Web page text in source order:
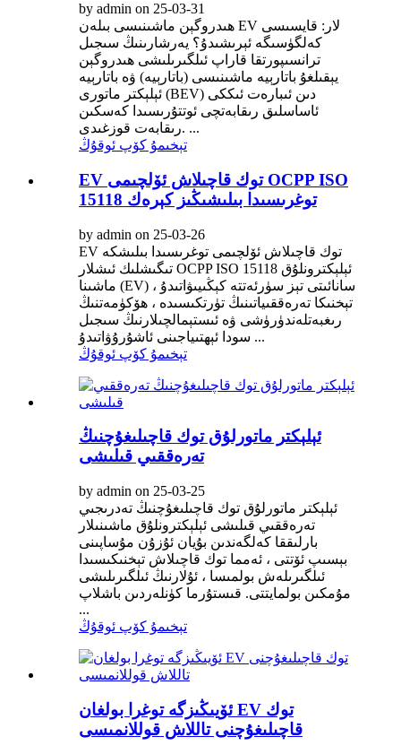
by admin on 25-03-31
ھىدروگېن ماشىنىسى بىلەن EV لار: قايسىسى
كەلگۈسىگە ئېرىشىدۇ؟ يەرشارىنىڭ سىجىل
ترانسىپورتقا قاراپ ئىلگىرىلىشى ھىدروگېن
يېقىلغۇ باتارېيە ماشىنىسى (باتارېيە) ۋە باتارېيە
ئېلېكتر ماتورى (BEV) دىن ئىبارەت ئىككى
ئاساسلىق رىقابەتچى ئوتتۇرىسىدا كەسكىن
رىقابەت قوزغىدى. ...
تېخىمۇ كۆپ ئوقۇڭ
EV توك قاچىلاش ئۆلچىمى OCPP ISO
15118 توغرىسىدا بىلىشىڭىز كېرەك
by admin on 25-03-26
EV توك قاچىلاش ئۆلچىمى توغرىسىدا بىلىشكە
تىگىشلىك ئىشلار OCPP ISO 15118 ئېلېكترونلۇق
ماشىنا (EV) سانائىتى تېز سۈرئەتتە كېڭىيىۋاتىدۇ ،
تېخنىكا تەرەققىياتىنىڭ تۈرتكىسىدە ، ھۆكۈمەتنىڭ
رىغبەتلەندۈرۈشى ۋە ئىستېمالچىلارنىڭ سىجىل
سودا ئېھتىياجىنى ئاشۇرۇۋاتىدۇ ...
تېخىمۇ كۆپ ئوقۇڭ
ئېلېكتر ماتورلۇق توك قاچىلىغۇچنىڭ
تەرەققىي قىلىشى
by admin on 25-03-25
ئېلېكتر ماتورلۇق توك قاچىلىغۇچنىڭ تەدرىجىي
تەرەققىي قىلىشى ئېلېكترونلۇق ماشىنىلار
بارلىققا كەلگەندىن بۇيان ئۇزۇن مۇساپىنى
بېسىپ ئۆتتى ، ئەمما توك قاچىلاش تېخنىكىسىدا
ئىلگىرىلەش بولمىسا ، ئۇلارنىڭ ئىلگىرىلىشى
مۇمكىن بولمايتتى. قىستۇرما كۈنلەردىن باشلاپ
...
تېخىمۇ كۆپ ئوقۇڭ
ئۆيىڭىزگە توغرا بولغان EV توك
قاچىلىغۇچنى تاللاش قوللانمىسى